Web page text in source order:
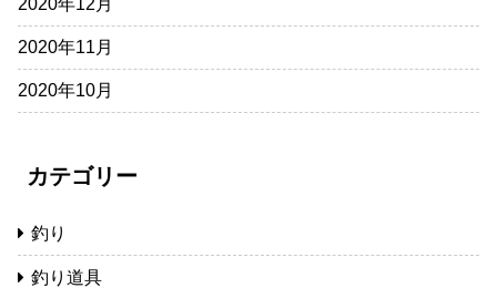
2020年12月
2020年11月
2020年10月
カテゴリー
釣り
釣り道具